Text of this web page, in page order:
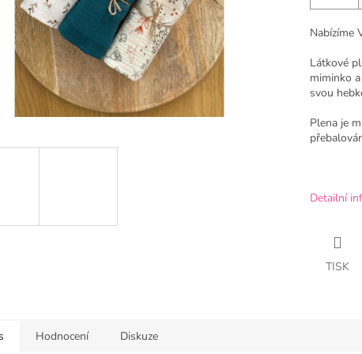
Nabízíme
Látkové
miminko
svou
Plena je
Detailní
TISK
Hodnocení Diskuze